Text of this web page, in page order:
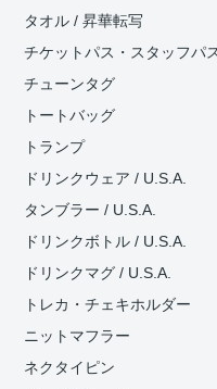
タオル / 昇華転写
チケットパス・スタッフパ
チューンタグ
トートバッグ
トランプ
ドリンクウェア / U.S.A.
タンブラー / U.S.A.
ドリンクボトル / U.S.A.
ドリンクマグ / U.S.A.
トレカ・チェキホルダー
ニットマフラー
ネクタイピン